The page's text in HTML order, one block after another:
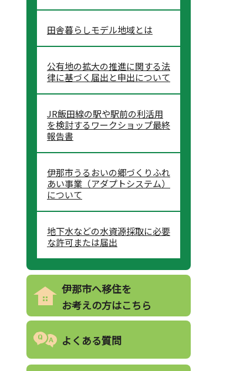
田舎暮らしモデル地域とは
公有地の拡大の推進に関する法
律に基づく届出と申出について
JR飯田線の駅や駅前の利活用
を検討するワークショップ最終
報告書
伊那市うるおいの郷づくりふれ
あい事業（アダプトシステム）
について
地下水などの水資源採取に必要
な許可または届出
伊那市へ移住を
お考えの方はこちら
よくある質問